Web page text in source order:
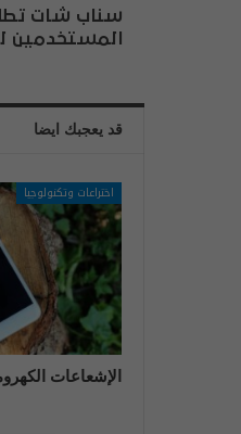
المستخدمين
قد يعجبك ايضا
اختراعات وتكنولوجيا
الإشعاعات